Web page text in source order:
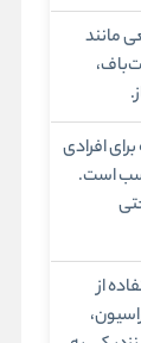
مانند
افرادی
است.
از